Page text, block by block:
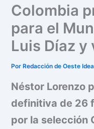
Colombia
para el
Luis Díaz y
Por Redacción de Oeste
Néstor Lorenzo
definitiva de 26
por la selección